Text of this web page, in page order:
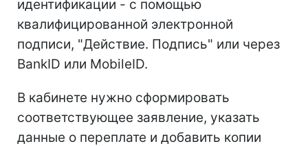
идентификации - с помощью
квалифицированной электронной
подписи, "Действие. Подпись" или через
BankID или MobileID.
В кабинете нужно сформировать
соответствующее заявление, указать
данные о переплате и добавить копии